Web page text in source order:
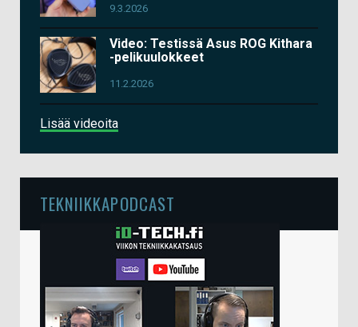
9.3.2026
Video: Testissä Asus ROG Kithara
-pelikuulokkeet
11.2.2026
Lisää videoita
TEKNIIKKAPODCAST